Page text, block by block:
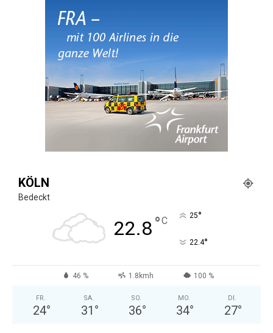
KÖLN
Bedeckt
22.8°C 25°
22.4°
46 % 1.8kmh 100 %
FR.
24°
SA.
31 °
SO.
36°
MO.
34°
DI.
27°